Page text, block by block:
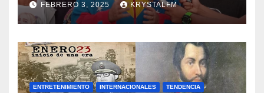
FEBRERO 3, 2025 KRYSTALFM
ENTRETENIMIENTO INTERNACIONALES TENDENCIA